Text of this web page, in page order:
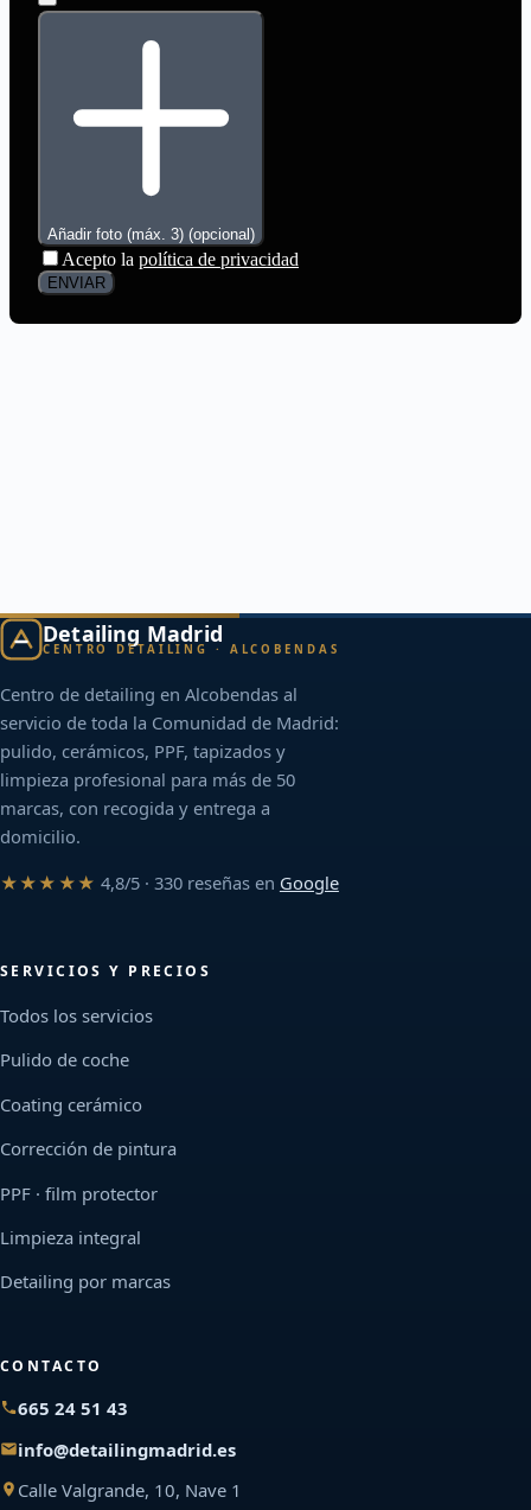
Detailing Madrid
CENTRO DETAILING · ALCOBENDAS
Centro de detailing en Alcobendas al
servicio de toda la Comunidad de Madrid:
pulido, cerámicos, PPF, tapizados y
limpieza profesional para más de 50
marcas, con recogida y entrega a
domicilio.
★★★★★ 4,8/5 · 330 reseñas en Google
SERVICIOS Y PRECIOS
Todos los servicios
Pulido de coche
Coating cerámico
Corrección de pintura
PPF · film protector
Limpieza integral
Detailing por marcas
CONTACTO
665 24 51 43
info@detailingmadrid.es
Calle Valgrande, 10, Nave 1